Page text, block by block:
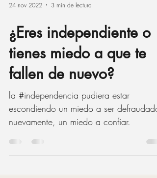
24 nov 2022 3 min de lectura
¿Eres independiente o
tienes miedo a que te
fallen de nuevo?
la #independencia pudiera estar
escondiendo un miedo a ser defraudados
nuevamente, un miedo a confiar.